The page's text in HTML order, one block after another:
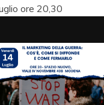
ore 20,30